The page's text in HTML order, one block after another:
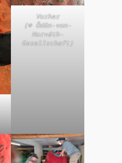
Vorher
(© Ödön-von-
Horváth-
Gesellschaft)